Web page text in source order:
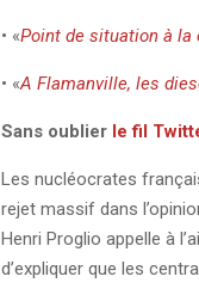
• «Point de situation à la
• «A Flamanville, les
Sans oublier le fil
Les nucléocrates
rejet massif dans
Henri Proglio appelle à
d’expliquer que les